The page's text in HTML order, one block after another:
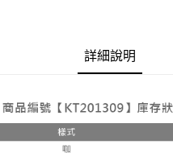
流程，驗證手機門號後，選擇欲分
4.訂單成立30分鐘內，如未前往確
消。如遇「轉專審核」未通過狀況
法說明評估內容。
【繳款方式說明】
【關於「AFTEE先享後付」】
１．簡單：不需註冊會員、不需綁
２．便利：只要手機號碼，簡訊認
３．安心：先確認商品／服務後，
運送方式
全家取貨付款
詳細說明